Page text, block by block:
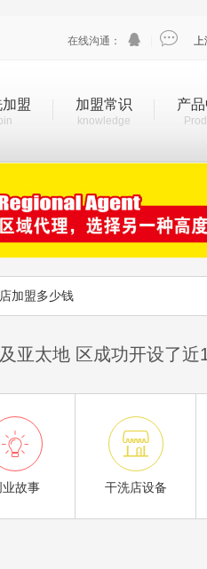
在线沟通：   上
盟 加盟常识
knowledge
产
加盟多少钱
亚太地 区成功开设了

业故事

干洗店设备